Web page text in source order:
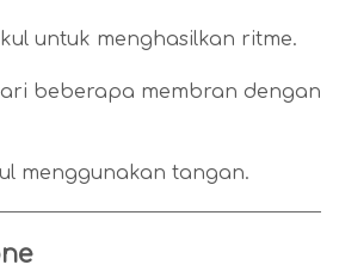
untuk menghasilkan ritme.
beberapa membran dengan
menggunakan tangan.